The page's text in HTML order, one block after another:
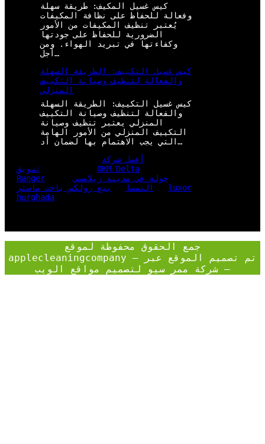
كيس غسيل المكيف: طريقة سهلة
وفعالة للحفاظ على نظافة المكيفات
يُعتبر تنظيف المكيفات من الأمور
الضرورية للحفاظ على جودتها
وكفاءتها في تبريد الهواء. ومن
أجل…
كيس غسيل التكييف: الطريقة السهلة
والفعالة لتنظيف وصيانة التكييف
المنزلي
كيس غسيل التكييف: الطريقة السهلة
والفعالة لتنظيف وصيانة التكييف
المنزلي يعتبر تنظيف وصيانة
التكييف المنزلي من الأمور الهامة
التي يجب الاهتمام بها لضمان أد…
أفضل شركة
تسويق
OKM Delta
Ranger
جولة في مدينة زيلامسي
النمسا
بيع رولكس ياخت ماستر
luxor
hurghada
جمع الحقوق محفوظة لموقع
applecleaningcompany – تم تصميم الموقع عبر
– شركة ممر سيو لتصميم مواقع الويب